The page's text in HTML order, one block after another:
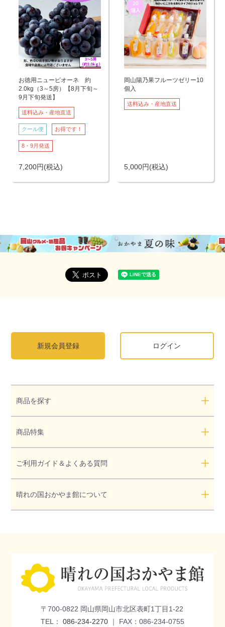
お徳用ニューピオーネ 約
2.0kg（3～5房）【8月下旬～
9月下旬発送】
送料込み・産地直送
クール便 お得です！
8・9月発送
7,200円(税込)
岡山陽乃果フルーツゼリー10
個入
送料込み・産地直送
5,000円(税込)
新規会員登録 ログイン
商品を探す
商品特集
ご利用ガイド＆よくある質問
晴れの国おかやま館について
〒700-0822 岡山県岡山市北区表町1丁目1-22
TEL： 086-234-2270 ｜ FAX：086-234-0755